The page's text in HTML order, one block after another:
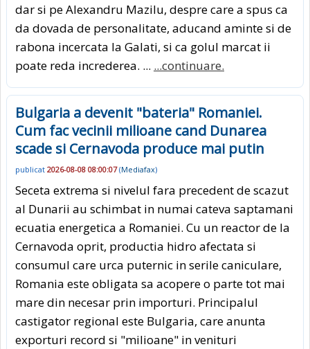
dar si pe Alexandru Mazilu, despre care a spus ca
da dovada de personalitate, aducand aminte si de
rabona incercata la Galati, si ca golul marcat ii
poate reda increderea. ... ...continuare.
Bulgaria a devenit "bateria" Romaniei.
Cum fac vecinii milioane cand Dunarea
scade si Cernavoda produce mai putin
publicat 2026-08-08 08:00:07(Mediafax)
Seceta extrema si nivelul fara precedent de scazut
al Dunarii au schimbat in numai cateva saptamani
ecuatia energetica a Romaniei. Cu un reactor de la
Cernavoda oprit, productia hidro afectata si
consumul care urca puternic in serile caniculare,
Romania este obligata sa acopere o parte tot mai
mare din necesar prin importuri. Principalul
castigator regional este Bulgaria, care anunta
exporturi record si "milioane" in venituri